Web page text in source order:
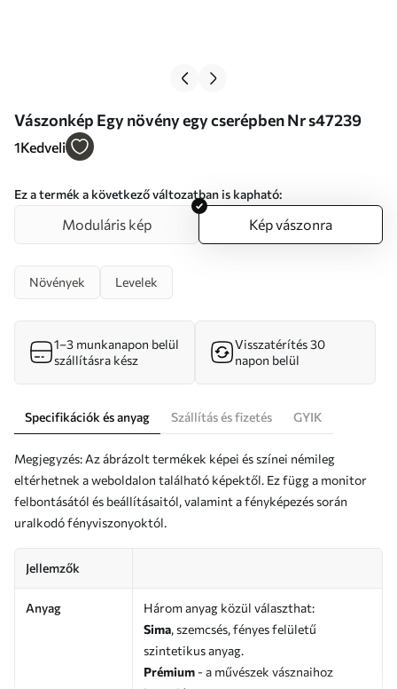
Vászonkép Egy növény egy cserépben Nr s47239
1Kedveli
Ez a termék a következő változatban is kapható:
Moduláris kép Kép vászonra
Növények Levelek
1–3 munkanapon belül
szállításra kész
Visszatérítés 30
napon belül
Specifikációk és anyag Szállítás és fizetés GYIK
Megjegyzés: Az ábrázolt termékek képei és színei némileg
eltérhetnek a weboldalon található képektől. Ez függ a monitor
felbontásától és beállításaitól, valamint a fényképezés során
uralkodó fényviszonyoktól.
Jellemzők
Anyag
Három anyag közül választhat:
Sima, szemcsés, fényes felületű
szintetikus anyag.
Prémium - a művészek vásznaihoz